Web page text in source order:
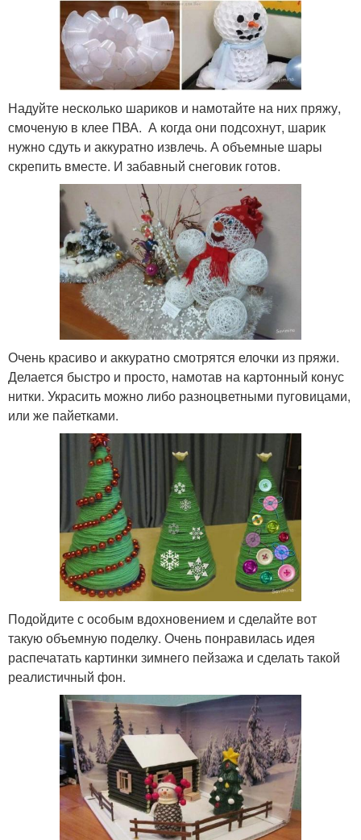
Надуйте несколько шариков и намотайте на них пряжу,
смоченую в клее ПВА. А когда они подсохнут, шарик
нужно сдуть и аккуратно извлечь. А объемные шары
скрепить вместе. И забавный снеговик готов.
Очень красиво и аккуратно смотрятся елочки из пряжи.
Делается быстро и просто, намотав на картонный конус
нитки. Украсить можно либо разноцветными пуговицами,
или же пайетками.
Подойдите с особым вдохновением и сделайте вот
такую объемную поделку. Очень понравилась идея
распечатать картинки зимнего пейзажа и сделать такой
реалистичный фон.